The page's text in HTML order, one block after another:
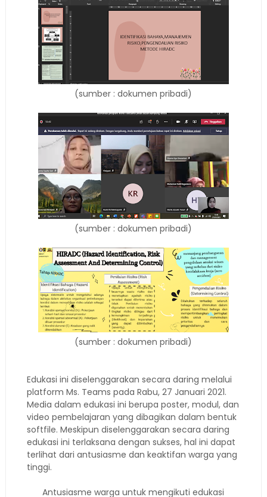
(sumber : dokumen pribadi)
(sumber : dokumen pribadi)
(sumber : dokumen pribadi)
Edukasi ini diselenggarakan secara daring melalui
platform Ms. Teams pada Rabu, 27 Januari 2021.
Media dalam edukasi ini berupa poster, modul, dan
video pembelajaran yang dibagikan dalam bentuk
softfile. Meskipun diselenggarakan secara daring
edukasi ini terlaksana dengan sukses, hal ini dapat
terlihat dari antusiasme dan keaktifan warga yang
tinggi.
Antusiasme warga untuk mengikuti edukasi